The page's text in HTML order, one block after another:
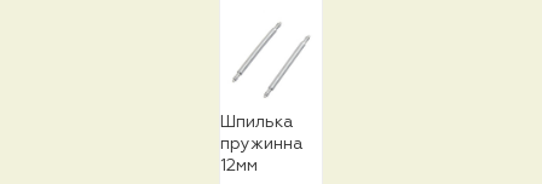
Шпилька
пружинна
12мм